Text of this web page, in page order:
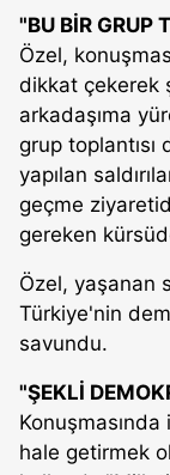
"BU BİR GRUP
Özel,
dikkat çekerek
arkadaşıma
grup
yapılan
geçme
gereken
Özel, yaşanan
Türkiye'nin
savundu.
"ŞEKLİ
hale getirmek